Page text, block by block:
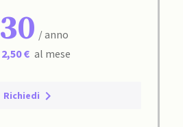
30 / anno
2,50 € al mese
Richiedi